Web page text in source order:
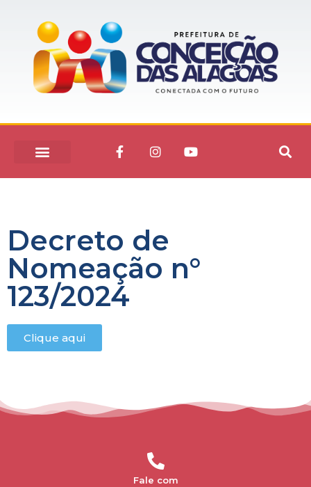
Decreto de
Nomeação n°
123/2024
Clique aqui
Fale com